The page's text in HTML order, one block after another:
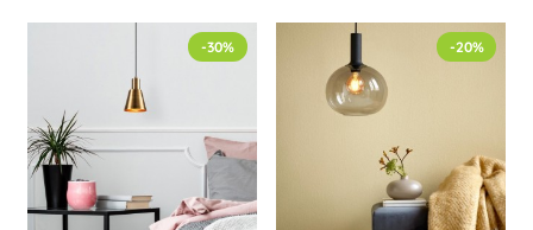
-30% -20%